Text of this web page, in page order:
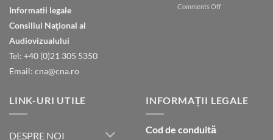
Informatii legale
Consiliul Naţional al
Audiovizualului
Tel: +40 (0)21 305 5350
Email: cna@cna.ro
în
Comments Offon
LINK-URI UTILE
DESPRE NOI
INFORMAȚII LEGALE
Cod de conduită